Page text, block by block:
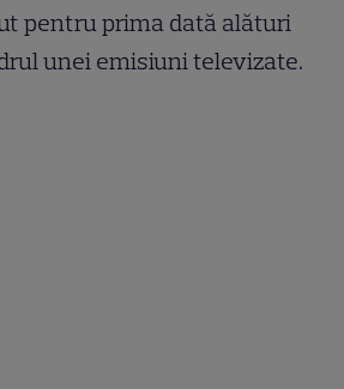
pentru prima dată alături
unei emisiuni televizate.